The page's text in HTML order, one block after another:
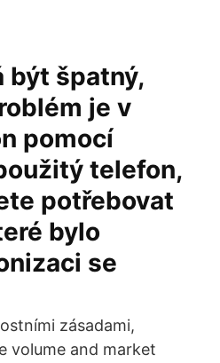
být špatný,
je v
pomocí
telefon,
potřebovat
bylo
se
zásadami,
volume and market